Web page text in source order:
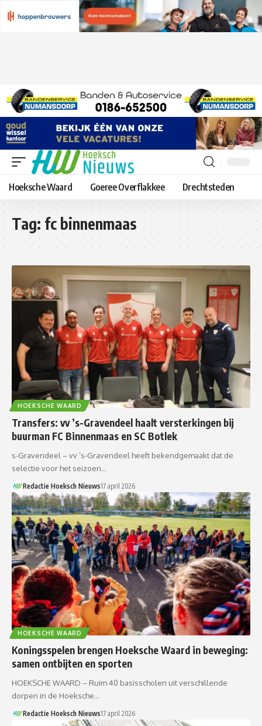
Hoeksche Waard Goeree Overflakkee Drechtsteden
Tag: fc binnenmaas
HOEKSCHE WAARD
Transfers: vv ’s-Gravendeel haalt versterkingen bij
buurman FC Binnenmaas en SC Botlek
s-Gravendeel – vv ’s-Gravendeel heeft bekendgemaakt dat de
selectie voor het seizoen…
Redactie Hoeksch Nieuws17 april 2026
HOEKSCHE WAARD
Koningsspelen brengen Hoeksche Waard in beweging:
samen ontbijten en sporten
HOEKSCHE WAARD – Ruim 40 basisscholen uit verschillende
dorpen in de Hoeksche…
Redactie Hoeksch Nieuws17 april 2026